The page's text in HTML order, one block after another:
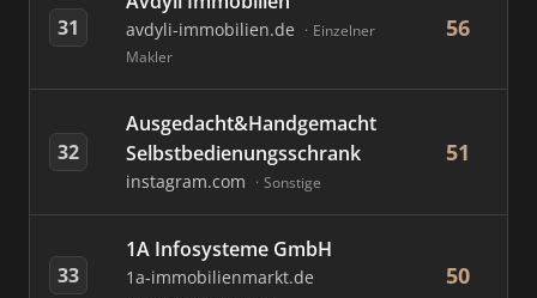
31 avdyli-immobilien.de
Einzelner
Makler
56
32
Ausgedacht&Handgemacht
Selbstbedienungsschrank
instagram.com Sonstige
51
33
1A Infosysteme GmbH
1a-immobilienmarkt.de 50